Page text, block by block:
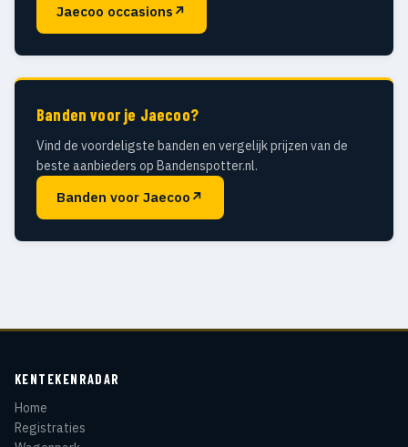
Jaecoo occasions ↗
Banden voor je Jaecoo?
Vind de voordeligste banden en vergelijk prijzen van de
beste aanbieders op Bandenspotter.nl.
Banden voor Jaecoo ↗
KENTEKENRADAR
Home
Registraties